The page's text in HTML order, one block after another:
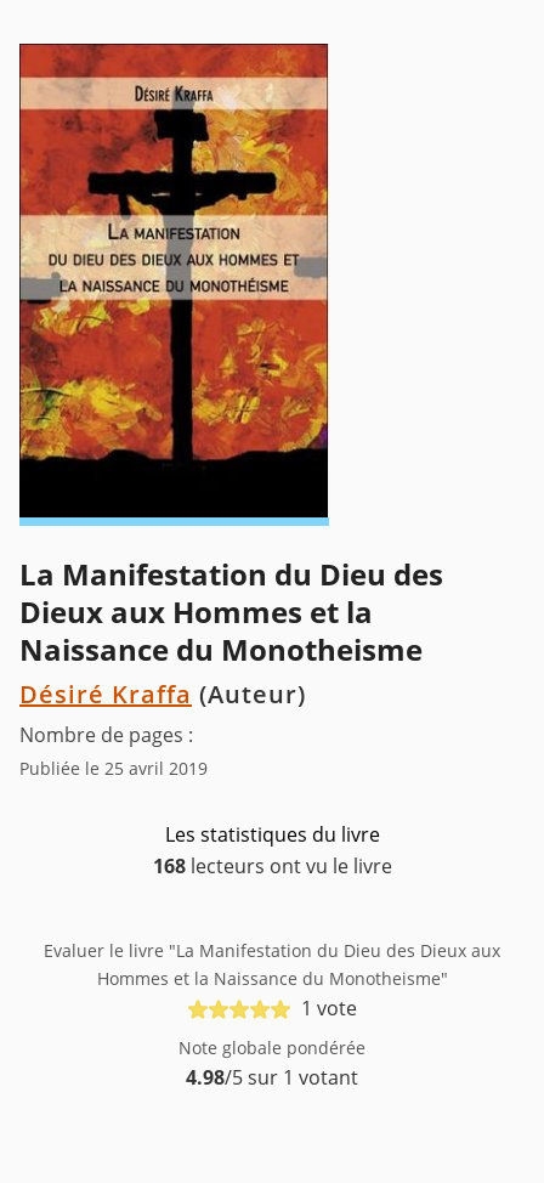
La Manifestation du Dieu des
Dieux aux Hommes et la
Naissance du Monotheisme
Désiré Kraffa (Auteur)
Nombre de pages :
Publiée le 25 avril 2019
Les statistiques du livre
168lecteurs ont vu le livre
Evaluer le livre "La Manifestation du Dieu des Dieux aux
Hommes et la Naissance du Monotheisme"
1 vote
Note globale pondérée
4.98/5 sur 1 votant